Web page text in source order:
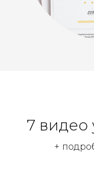
7 видео
+